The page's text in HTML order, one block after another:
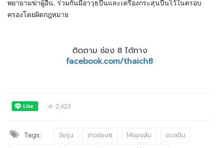
พยายามฆ่าผู้อื่น, ร่วมกันมีอาวุธปืนและเครื่องกระสุนปืนไว้ในครอบ
ครองโดยผิดกฎหมาย
ติดตาม ช่อง 8 ได้ทาง
facebook.com/thaich8
2,423
Tags: วัยรุ่น ข่าวช่อง8 ให้ของลับ
ดวลปืน